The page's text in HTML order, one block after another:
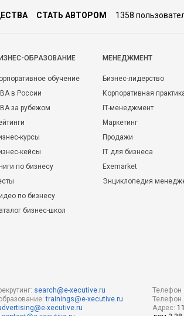
СТАТЬ АВТОРОМ 1358
ОБРАЗОВАНИЕ
обучение
в России
за рубежом
курсы
кейсы
по бизнесу
по бизнесу
бизнес-школ
МЕНЕДЖМЕНТ
Бизнес-лидерство
Корпоративная
IT-менеджмент
Маркетинг
Продажи
IT для бизнеса
Exemarket
Энциклопедия
search@e-xecutive.ru
trainings@e-xecutive.ru
xecutive.ru
Телефон
Телефон
Адрес: